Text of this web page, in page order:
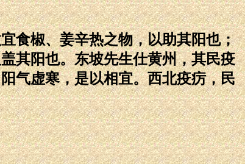
椒、姜辛热之物，以助其阳也；
其阳也。东坡先生仕黄州，其民疫
气虚寒，是以相宜。西北疫疠，民